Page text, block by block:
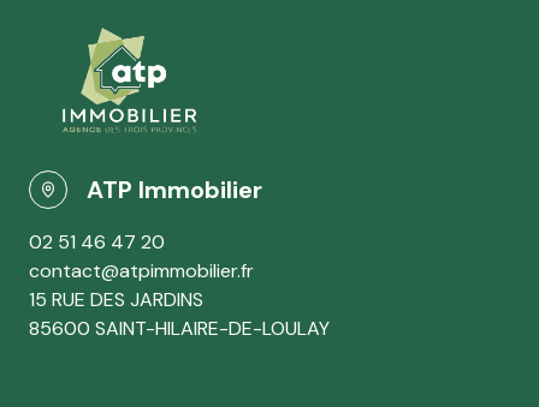
ATP Immobilier
02 51 46 47 20
contact@atpimmobilier.fr
15 RUE DES JARDINS
85600 SAINT-HILAIRE-DE-LOULAY